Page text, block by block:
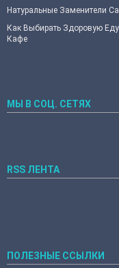
Натуральные Заменители
Как Выбирать Здоровую
Кафе
ПОЛЕЗНЫЕ ССЫЛКИ
МЫ В СОЦ. СЕТЯХ
RSS ЛЕНТА